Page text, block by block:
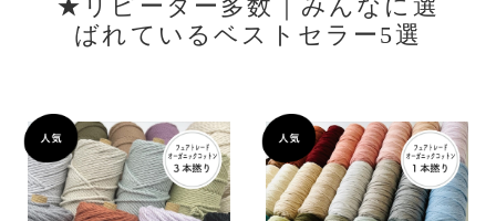
★リピーター多数｜みんなに選
ばれているベストセラー5選